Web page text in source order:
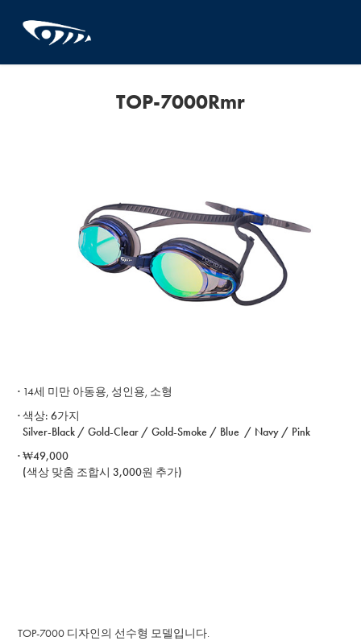
TOP-7000Rmr
· ​14세 미만 아동용, 성인용, 소형
· ​색상: 6가지
Silver-Black / Gold-Clear / Gold-Smoke / Blue / Navy / Pink
· ₩49,000
(색상 맞춤 조합시 3,000원 추가)
TOP-7000 디자인의 선수형 모델입니다.